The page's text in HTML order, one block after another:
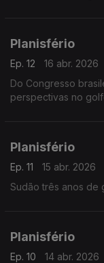
Planisfério
Ep. 12
16 abr. 2026
Do Congresso
perspectivas no
Planisfério
Ep. 11
15 abr. 2026
Sudão três anos de
Planisfério
Ep. 10
14 abr. 2026